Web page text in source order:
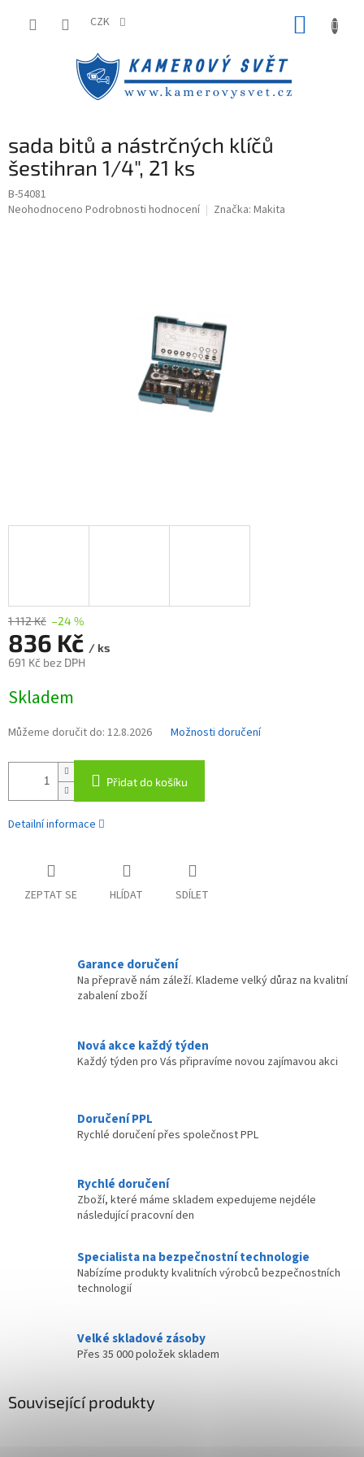
CZK
sada bitů a nástrčných klíčů
šestihran 1/4", 21 ks
B-54081
Průměrné
Neohodnoceno Podrobnosti hodnocení Značka: Makita
1 112 Kč –24 %
836 Kč / ks
691 Kč bez DPH
cena:
Skladem
Můžeme doručit do: 12.8.2026 Možnosti doručení
Přidat do košíku
Detailní informace
ZEPTAT SE HLÍDAT SDÍLET
Garance doručení
Na přepravě nám záleží. Klademe velký důraz na kvalitní
zabalení zboží
Nová akce každý týden
Každý týden pro Vás připravíme novou zajímavou akci
Doručení PPL
Rychlé doručení přes společnost PPL
Rychlé doručení
Zboží, které máme skladem expedujeme nejdéle
následující pracovní den
Specialista na bezpečnostní technologie
Nabízíme produkty kvalitních výrobců bezpečnostních
technologií
Velké skladové zásoby
Přes 35 000 položek skladem
Související produkty